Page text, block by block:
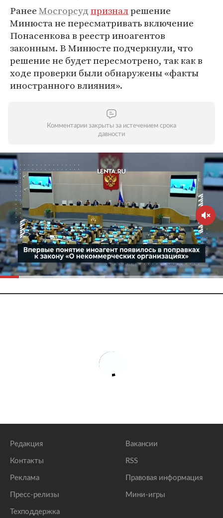
РанееМосгорсудпризналрешение
Минюста не пересматривать включение
Понасенкова в реестр иноагентов
законным. В Минюсте подчеркнули, что
решение не будет пересмотрено, так как в
ходе проверки были обнаружены «факты
иностранного влияния».
Комментарии закрыты за истечением срока
давности
Редакция
Контакты
Реклама
Пресс-релизы
Техподдержка
Вакансии
RSS
Правовая информация
Мини-игры